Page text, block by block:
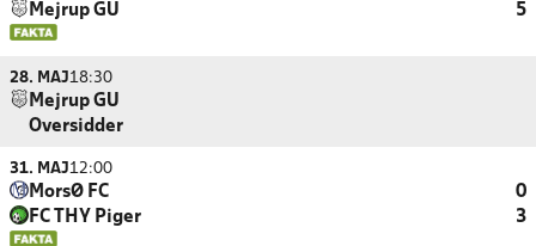
Mejrup GU
5
28. MAJ18:30
Mejrup GU
Oversidder
31. MAJ12:00
MorsØ FC
0
FC THY Piger
3